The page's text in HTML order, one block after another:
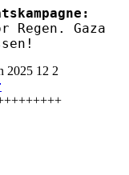
Regen. Gaza